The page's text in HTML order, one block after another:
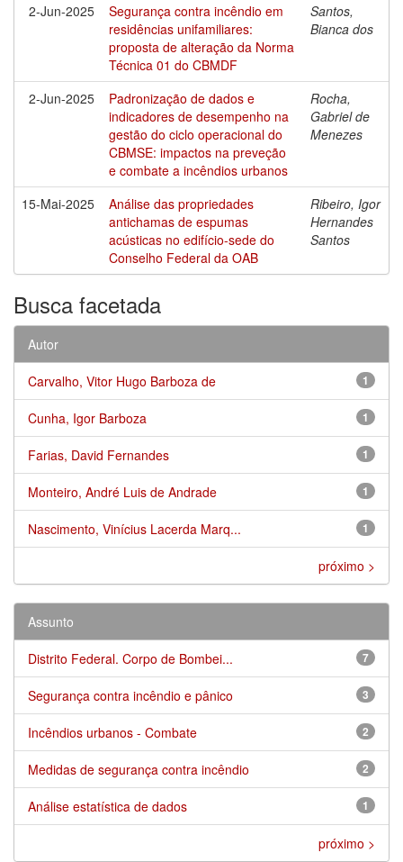
2-Jun-2025
Segurança contra incêndio em
residências unifamiliares:
proposta de alteração da Norma
Técnica 01 do CBMDF
Santos,
Bianca dos
2-Jun-2025
Padronização de dados e
indicadores de desempenho na
gestão do ciclo operacional do
CBMSE: impactos na preveção
e combate a incêndios urbanos
Rocha,
Gabriel de
Menezes
15-Mai-2025
Análise das propriedades
antichamas de espumas
acústicas no edifício-sede do
Conselho Federal da OAB
Ribeiro, Igor
Hernandes
Santos
Busca facetada
Autor
1
Carvalho, Vitor Hugo Barboza de
1
Cunha, Igor Barboza
1
Farias, David Fernandes
1
Monteiro, André Luis de Andrade
1
Nascimento, Vinícius Lacerda Marq...
próximo >
Assunto
7
Distrito Federal. Corpo de Bombei...
3
Segurança contra incêndio e pânico
2
Incêndios urbanos - Combate
2
Medidas de segurança contra incêndio
1
Análise estatística de dados
próximo >